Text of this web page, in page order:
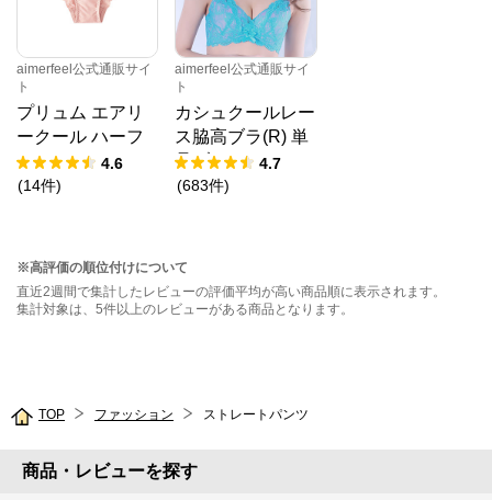
aimerfeel公式通販サイ
ト
プリュム エアリ
ークール ハーフ
バックショーツ
4.6
(14件)
aimerfeel公式通販サイ
ト
カシュクールレー
ス脇高ブラ(R) 単
品ブラジャー
4.7
(683件)
※高評価の順位付けについて
直近2週間で集計したレビューの評価平均が高い商品順に表示されます。
集計対象は、5件以上のレビューがある商品となります。
TOP ファッション ストレートパンツ
商品・レビューを探す